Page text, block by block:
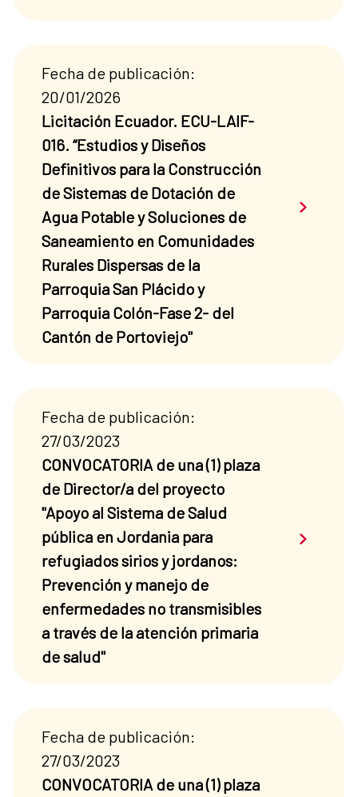
Fecha de publicación:
20/01/2026
Licitación Ecuador. ECU-LAIF-
016. “Estudios y Diseños
Definitivos para la Construcción
de Sistemas de Dotación de
Agua Potable y Soluciones de
Saneamiento en Comunidades
Rurales Dispersas de la
Parroquia San Plácido y
Parroquia Colón-Fase 2- del
Cantón de Portoviejo"
Saber
Fecha de publicación:
27/03/2023
CONVOCATORIA de una (1) plaza
de Director/a del proyecto
"Apoyo al Sistema de Salud
pública en Jordania para
refugiados sirios y jordanos:
Prevención y manejo de
enfermedades no transmisibles
a través de la atención primaria
de salud"
Saber
Fecha de publicación:
27/03/2023
CONVOCATORIA de una (1) plaza